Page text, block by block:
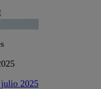
julio 2025